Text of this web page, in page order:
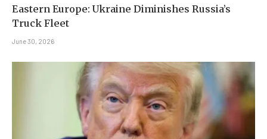
Eastern Europe: Ukraine Diminishes Russia’s
Truck Fleet
June 30, 2026